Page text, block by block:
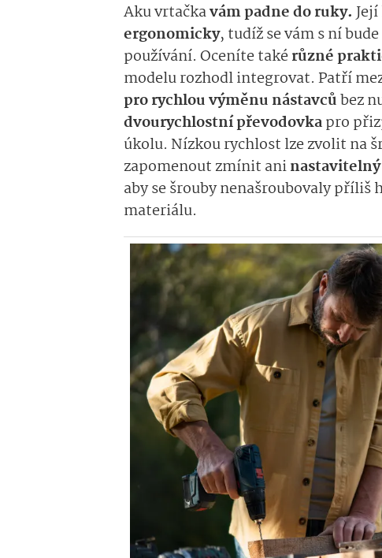
Aku vrtačkavám padne do ruky.
ergonomicky, tudíž se vám s ní
používání. Oceníte takérůzné
modelu rozhodl integrovat. Patří
pro rychlou výměnu nástavcůbez
dvourychlostní převodovkapro
úkolu. Nízkou rychlost lze zvolit na
zapomenout zmínit ani
aby se šrouby nenašroubovaly příliš
materiálu.